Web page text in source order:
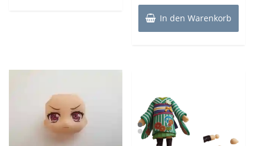
In den Warenkorb